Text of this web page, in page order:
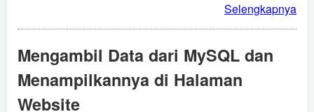
Selengkapnya
Mengambil Data dari MySQL dan
Menampilkannya di Halaman
Website